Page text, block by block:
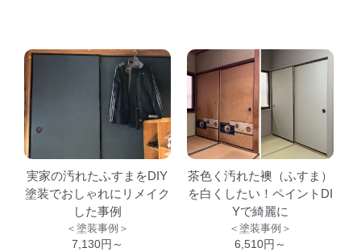
実家の汚れたふすまをDIY
塗装でおしゃれにリメイク
した事例
＜塗装事例＞
7,130円～
茶色く汚れた襖（ふすま）
を白くしたい！ペイントDI
Yで綺麗に
＜塗装事例＞
6,510円～